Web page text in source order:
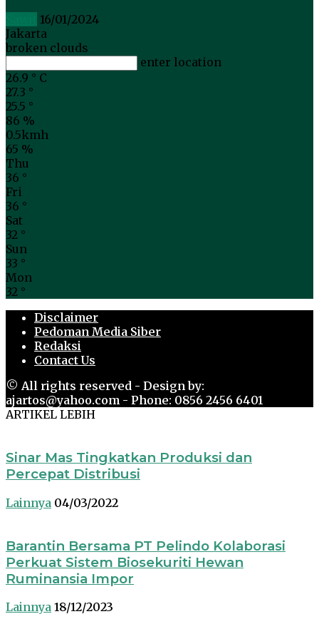
16/01/2024
Jakarta
broken clouds
enter location
26.9 ° C
27.3 °
25.5 °
86 %
0.5kmh
65 %
Thu
36 °
Fri
36 °
Sat
32 °
Sun
33 °
Mon
32 °
Disclaimer
Pedoman Media Siber
Redaksi
Contact Us
© All rights reserved - Design by:
ajartos@yahoo.com - Phone: 0856 2456 6401
ARTIKEL LEBIH
Sinar Mas Tingkatkan Produksi dan
Percepat Distribusi
Lainnya 04/03/2022
Barantin Bersama PT Pelindo Kolaborasi
Perkuat Sistem Biosekuriti Hewan
Ruminansia Impor
Lainnya 18/12/2023